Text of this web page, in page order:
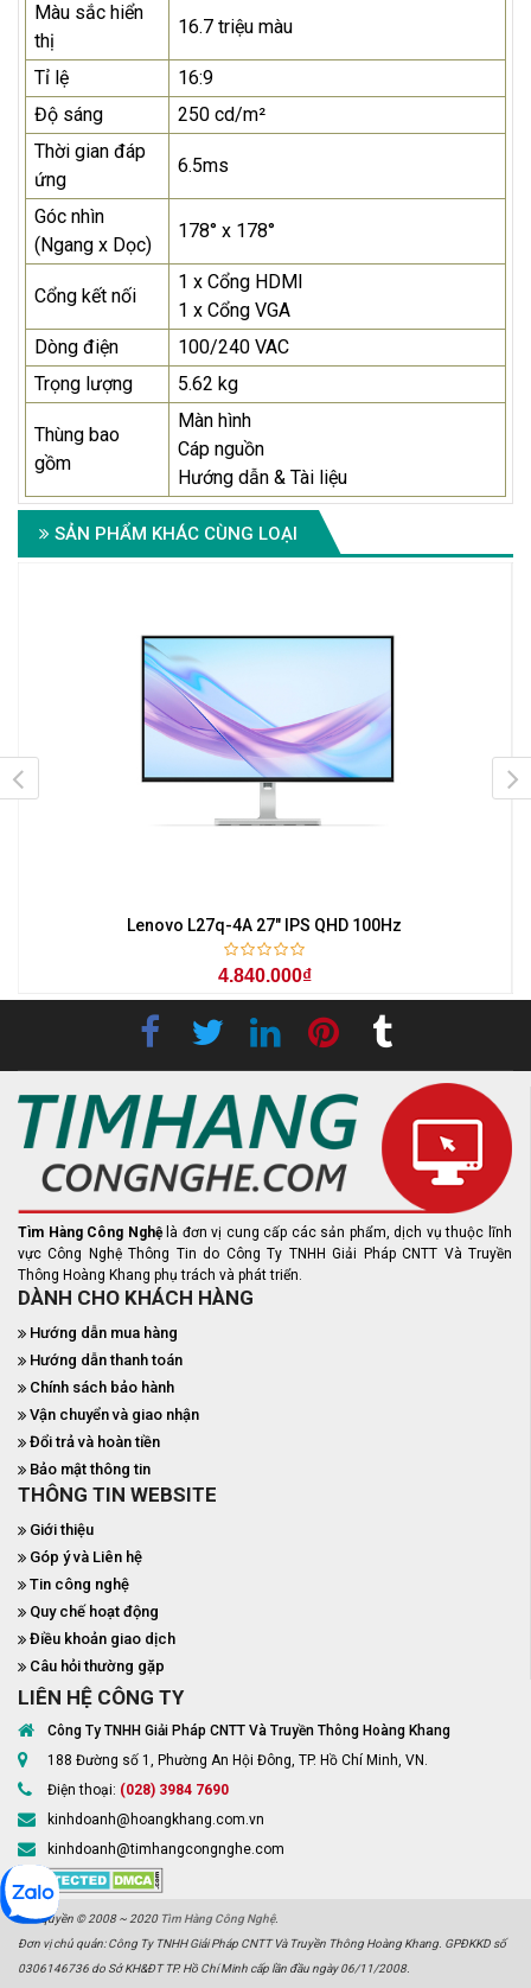
Màu sắc hiển
thị
16.7 triệu màu
Tỉ lệ
16:9
Độ sáng
250 cd/m²
Thời gian đáp
ứng
6.5ms
Góc nhìn
(Ngang x Dọc)
178° x 178°
Cổng kết nối
1 x Cổng HDMI
1 x Cổng VGA
Dòng điện
100/240 VAC
Trọng lượng
5.62 kg
Thùng bao
gồm
Màn hình
Cáp nguồn
Hướng dẫn & Tài liệu
SẢN PHẨM KHÁC CÙNG LOẠI
Lenovo L27q-4A 27" IPS QHD 100Hz
4.840.000₫
Tìm Hàng Công Nghệ là đơn vị cung cấp các sản phẩm, dịch vụ thuộc lĩnh
vực Công Nghệ Thông Tin do Công Ty TNHH Giải Pháp CNTT Và Truyền
Thông Hoàng Khang phụ trách và phát triển.
DÀNH CHO KHÁCH HÀNG
Hướng dẫn mua hàng
Hướng dẫn thanh toán
Chính sách bảo hành
Vận chuyển và giao nhận
Đổi trả và hoàn tiền
Bảo mật thông tin
THÔNG TIN WEBSITE
Giới thiệu
Góp ý và Liên hệ
Tin công nghệ
Quy chế hoạt động
Điều khoản giao dịch
Câu hỏi thường gặp
LIÊN HỆ CÔNG TY
Công Ty TNHH Giải Pháp CNTT Và Truyền Thông Hoàng Khang
188 Đường số 1, Phường An Hội Đông, TP. Hồ Chí Minh, VN.
Điện thoại: (028) 3984 7690
kinhdoanh@hoangkhang.com.vn
kinhdoanh@timhangcongnghe.com
Bản quyền © 2008 ~ 2020 Tìm Hàng Công Nghệ.
Đơn vị chủ quản: Công Ty TNHH Giải Pháp CNTT Và Truyền Thông Hoàng Khang. GPĐKKD số
0306146736 do Sở KH&ĐT TP. Hồ Chí Minh cấp lần đầu ngày 06/11/2008.